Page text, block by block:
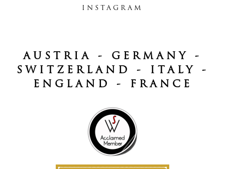
INSTAGRAM
AUSTRIA - GERMANY -
SWITZERLAND - ITALY -
ENGLAND - FRANCE